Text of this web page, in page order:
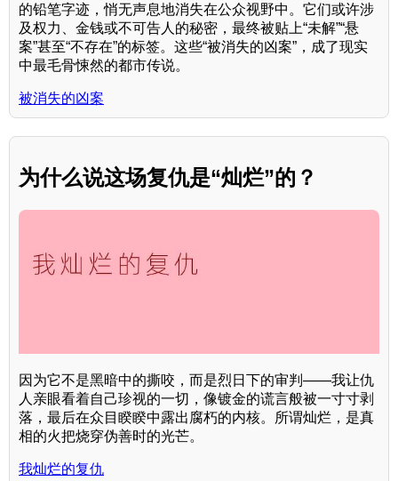
的铅笔字迹，悄无声息地消失在公众视野中。它们或许涉
及权力、金钱或不可告人的秘密，最终被贴上“未解”“悬
案”甚至“不存在”的标签。这些“被消失的凶案”，成了现实
中最毛骨悚然的都市传说。
被消失的凶案
为什么说这场复仇是“灿烂”的？
因为它不是黑暗中的撕咬，而是烈日下的审判——我让仇
人亲眼看着自己珍视的一切，像镀金的谎言般被一寸寸剥
落，最后在众目睽睽中露出腐朽的内核。所谓灿烂，是真
相的火把烧穿伪善时的光芒。
我灿烂的复仇